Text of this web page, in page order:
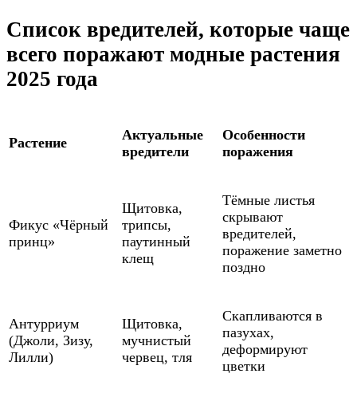
Список вредителей, которые чаще
всего поражают модные растения
2025 года
Растение
Актуальные
вредители
Особенности
поражения
Фикус «Чёрный
принц»
Щитовка,
трипсы,
паутинный
клещ
Тёмные листья
скрывают
вредителей,
поражение заметно
поздно
Антурриум
(Джоли, Зизу,
Лилли)
Щитовка,
мучнистый
червец, тля
Скапливаются в
пазухах,
деформируют
цветки